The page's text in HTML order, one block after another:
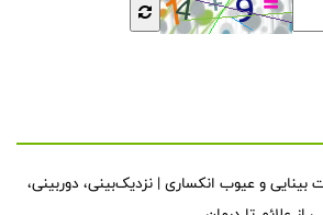
بینایی و عیوب انکساری | نزدیک‌بینی، دوربینی،